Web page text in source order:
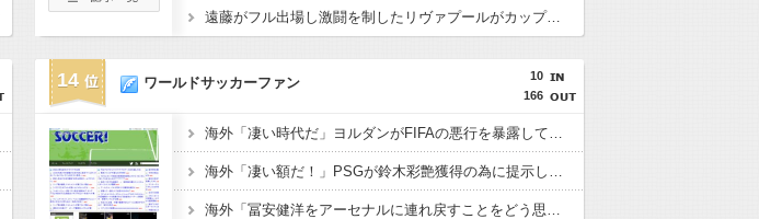
遠藤がフル出場し激闘を制したリヴァプールがカップ制覇 「遠藤がチェルシーを完全に圧倒」「エンソとカイセドを合わせたよりも上」
14
10
166
ワールドサッカーファン
海外「凄い時代だ」ヨルダンがFIFAの悪行を暴露して海外大騒ぎ！（海外の反応）
海外「凄い額だ！」PSGが鈴木彩艶獲得の為に提示した金額に海外びっくり仰天！（海外の反応）
海外「冨安健洋をアーセナルに連れ戻すことをどう思う？」（海外の反応）